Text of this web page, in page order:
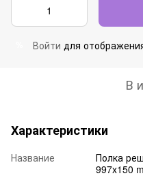
Войти для
В
Характеристики
Название
Полка
997x150